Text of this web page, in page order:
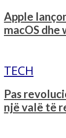
Apple
macOS dhe
TECH
Pas
një valë të